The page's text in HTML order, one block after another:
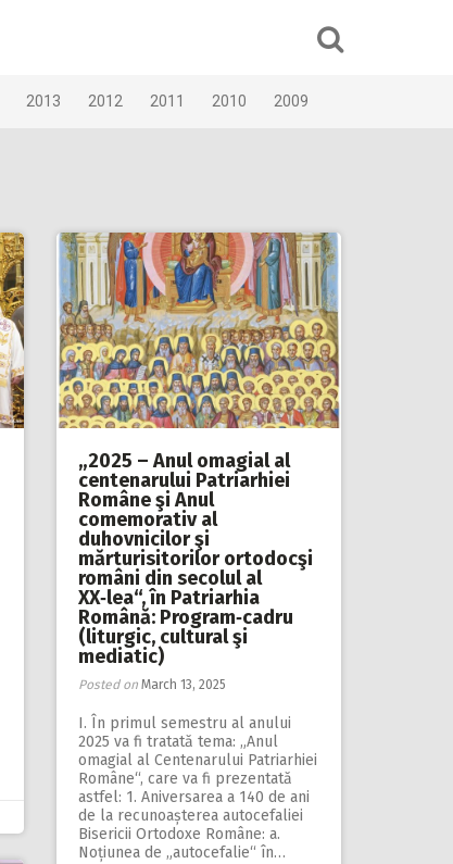
2013 2012 2011 2010 2009
„2025 – Anul omagial al
centenarului Patriarhiei
Române şi Anul
comemorativ al
duhovnicilor şi
mărturisitorilor ortodocşi
români din secolul al
XX‑lea“, în Patriarhia
Română: Program‑cadru
(liturgic, cultural şi
mediatic)
Posted on March 13, 2025
I. În primul semestru al anului
2025 va fi tratată tema: „Anul
omagial al Centenarului Patriarhiei
Române“, care va fi prezentată
astfel: 1. Aniversarea a 140 de ani
de la recunoașterea autocefaliei
Bisericii Ortodoxe Române: a.
Noțiunea de „autocefalie“ în…